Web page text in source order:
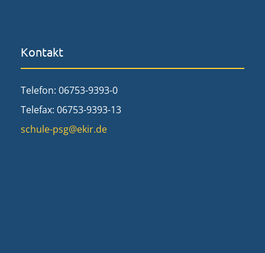
Kontakt
Telefon: 06753-9393-0
Telefax: 06753-9393-13
schule-psg@ekir.de